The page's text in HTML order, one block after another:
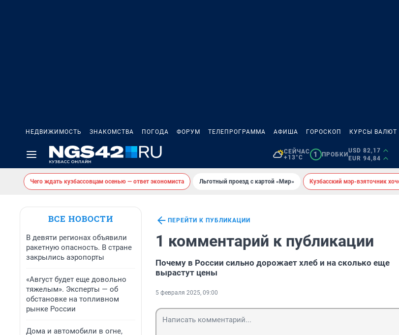
НЕДВИЖИМОСТЬ ЗНАКОМСТВА ПОГОДА ФОРУМ ТЕЛЕПРОГРАММА АФИША ГОРОСКОП КУРСЫ ВАЛЮТ
СЕЙЧАС
+13°C
1 ПРОБКИ
USD 82,17
EUR 94,84
Чего ждать кузбассовцам осенью — ответ экономиста Льготный проезд с картой «Мир» Кузбасский мэр-взяточник
ВСЕ НОВОСТИ
В девяти регионах объявили
ракетную опасность. В стране
закрылись аэропорты
«Август будет еще довольно
тяжелым». Эксперты — об
обстановке на топливном
рынке России
Дома и автомобили в огне,
ПЕРЕЙТИ К ПУБЛИКАЦИИ
1 комментарий к публикации
Почему в России сильно дорожает хлеб и на сколько еще
вырастут цены
5 февраля 2025, 09:00